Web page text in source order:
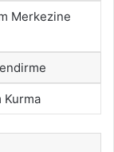
Merkezine
Kurma